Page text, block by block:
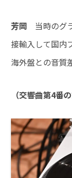
芳岡 当時のグ
接輸入して国内
海外盤との音質
（交響曲第4番